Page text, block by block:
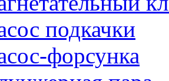
подкачки
форсунка